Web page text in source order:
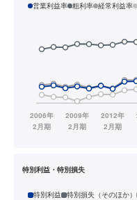
営業利益率 粗利率 経常利益率
特別利益・特別損失
特別利益 特別損失（そのほか）